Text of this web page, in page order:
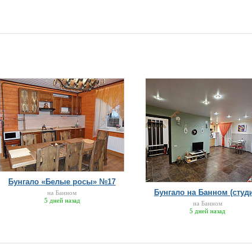
Бунгало «Белые росы» №17
на Банном
5 дней назад
Бунгало на Банном
на Банном
5 дней назад